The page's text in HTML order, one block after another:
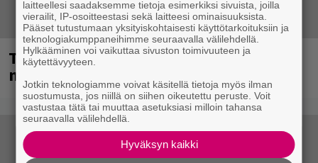
Tampereella sunnuntaina superpäivä –
nämä artistit mukana
laitteellesi saadaksemme tietoja esimerkiksi sivuista, joilla
vierailit, IP-osoitteestasi sekä laitteesi ominaisuuksista.
Pääset tutustumaan yksityiskohtaisesti käyttötarkoituksiin ja
teknologiakumppaneihimme seuraavalla välilehdellä.
Hylkääminen voi vaikuttaa sivuston toimivuuteen ja
käytettävyyteen.
Jotkin teknologiamme voivat käsitellä tietoja myös ilman
suostumusta, jos niillä on siihen oikeutettu peruste. Voit
vastustaa tätä tai muuttaa asetuksiasi milloin tahansa
seuraavalla välilehdellä.
Hyväksyn kaikki